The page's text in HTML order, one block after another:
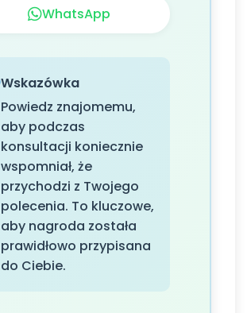
WhatsApp
Wskazówka
Powiedz znajomemu,
aby podczas
konsultacji koniecznie
wspomniał, że
przychodzi z Twojego
polecenia. To kluczowe,
aby nagroda została
prawidłowo przypisana
do Ciebie.